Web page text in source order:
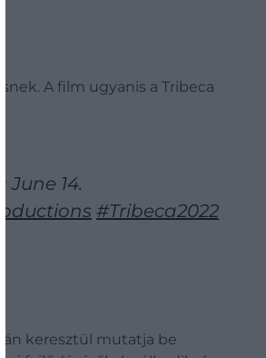
A film ugyanis a Tribeca
14.
#Tribeca2022
keresztül mutatja be